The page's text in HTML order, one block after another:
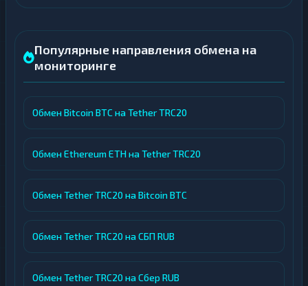
Популярные направления обмена на
мониторинге
Обмен Bitcoin BTC на Tether TRC20
Обмен Ethereum ETH на Tether TRC20
Обмен Tether TRC20 на Bitcoin BTC
Обмен Tether TRC20 на СБП RUB
Обмен Tether TRC20 на Сбер RUB